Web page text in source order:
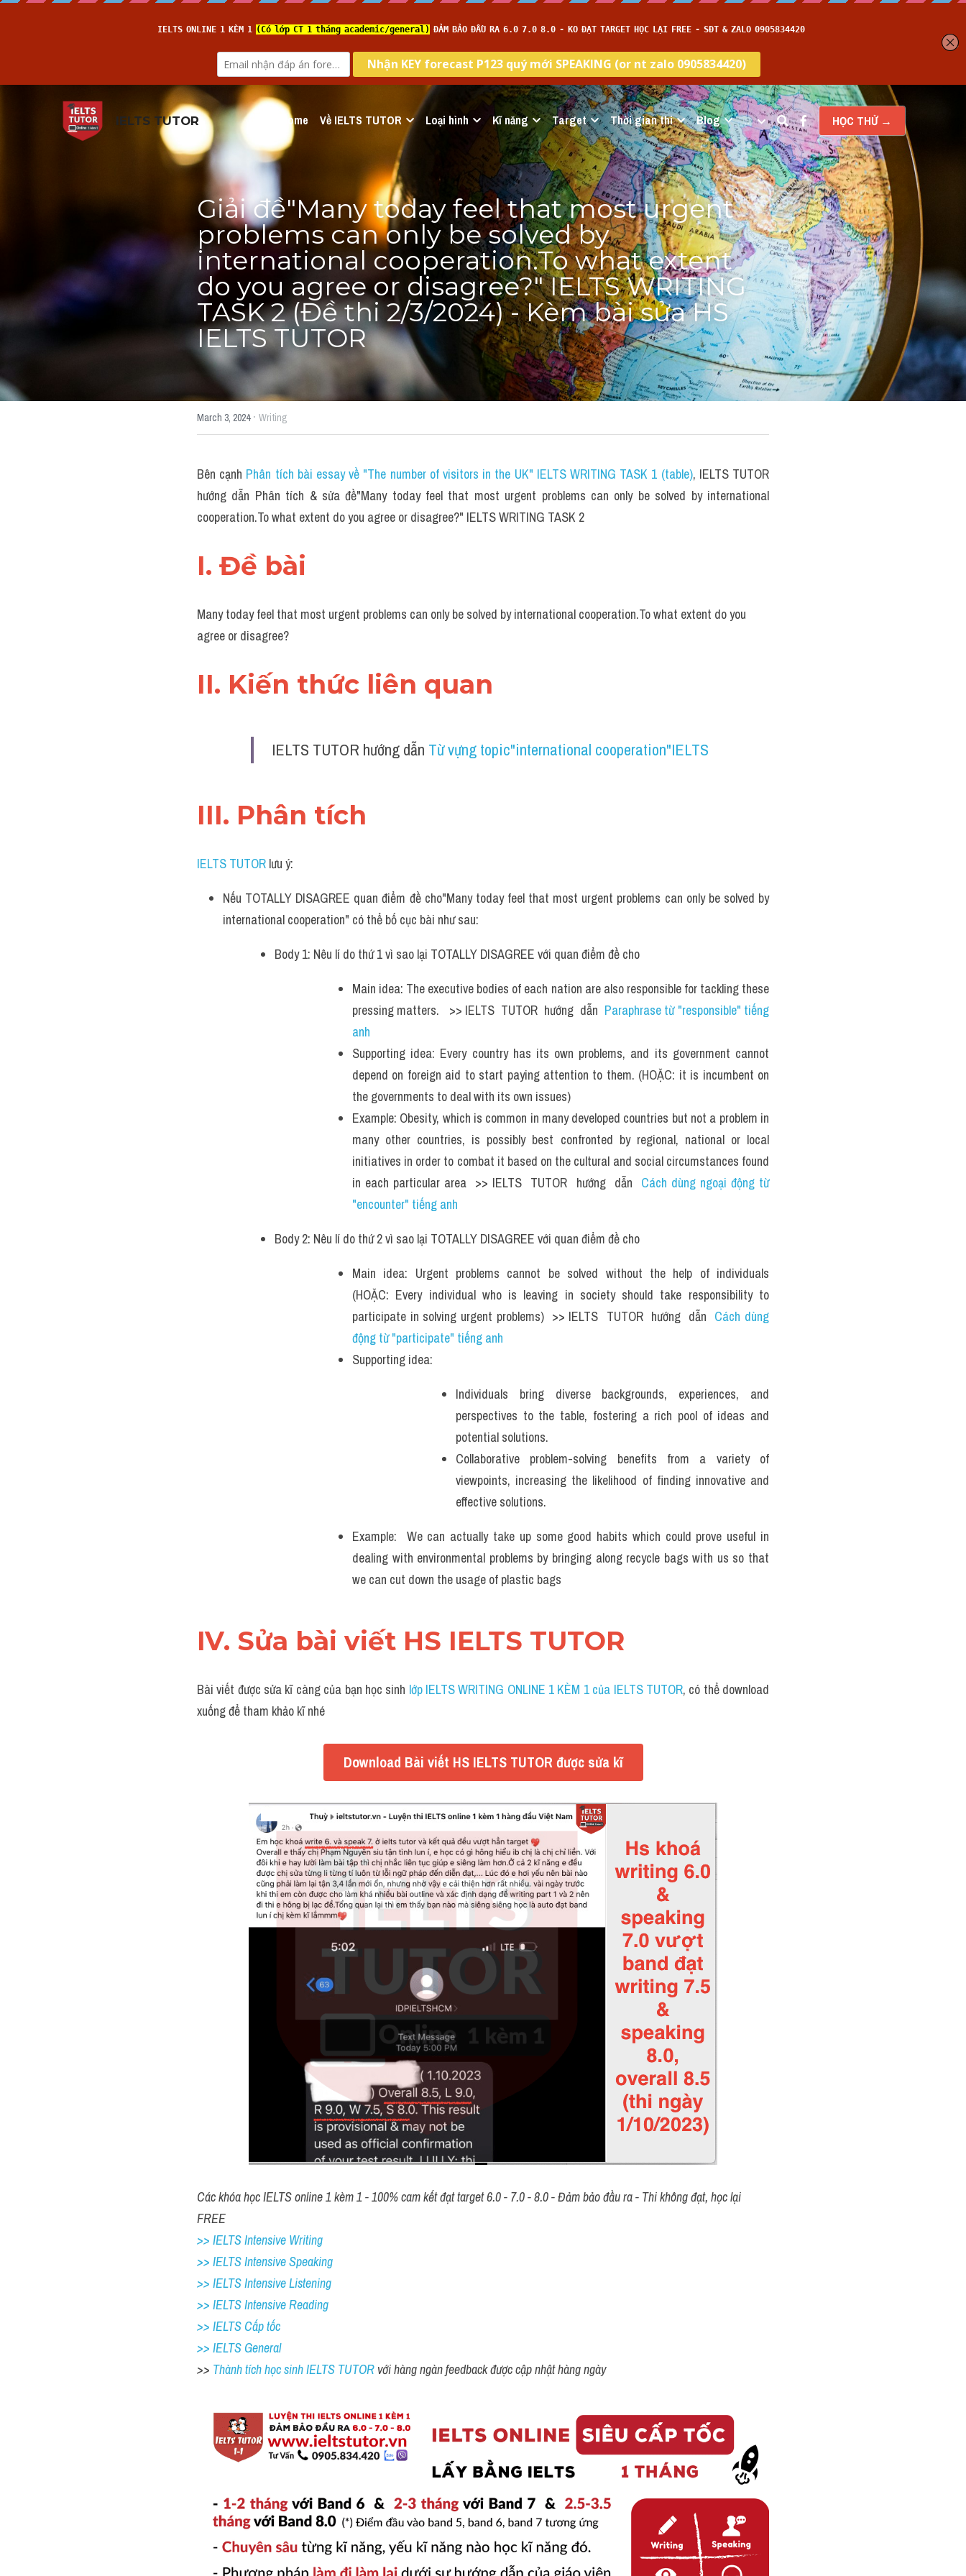
IELTS TUTOR Home Về IELTS TUTOR Loại hình Kĩ năng Target Thời gian thi Blog … HỌC THỬ →
Giải đề"Many today feel that most urgent
problems can only be solved by
international cooperation.To what extent
do you agree or disagree?" IELTS WRITING
TASK 2 (Đề thi 2/3/2024) - Kèm bài sửa HS
IELTS TUTOR
March 3, 2024· Writing
Bên cạnh Phân tích bài essay về "The number of visitors in the UK" IELTS WRITING TASK 1 (table), IELTS TUTOR
hướng dẫn Phân tích & sửa đề"Many today feel that most urgent problems can only be solved by international
cooperation.To what extent do you agree or disagree?" IELTS WRITING TASK 2
I. Đề bài
Many today feel that most urgent problems can only be solved by international cooperation.To what extent do you
agree or disagree?
II. Kiến thức liên quan
IELTS TUTOR hướng dẫn Từ vựng topic"international cooperation"IELTS
III. Phân tích
IELTS TUTOR lưu ý:
Nếu TOTALLY DISAGREE quan điểm đề cho"Many today feel that most urgent problems can only be solved by
international cooperation" có thể bố cục bài như sau:
Body 1: Nêu lí do thứ 1 vì sao lại TOTALLY DISAGREE với quan điểm đề cho
Main idea: The executive bodies of each nation are also responsible for tackling these
pressing matters.   >> IELTS  TUTOR  hướng  dẫn Paraphrase từ "responsible" tiếng
anh
Supporting idea: Every country has its own problems, and its government cannot
depend on foreign aid to start paying attention to them. (HOẶC: it is incumbent on
the governments to deal with its own issues)
Example: Obesity, which is common in many developed countries but not a problem in
many other countries, is possibly best confronted by regional, national or local
initiatives in order to combat it based on the cultural and social circumstances found
in each particular area  >> IELTS  TUTOR  hướng  dẫn Cách dùng ngoại động từ
"encounter" tiếng anh
Body 2: Nêu lí do thứ 2 vì sao lại TOTALLY DISAGREE với quan điểm đề cho
Main idea: Urgent problems cannot be solved without the help of individuals
(HOẶC: Every individual who is leaving in society should take responsibility to
participate in solving urgent problems)  >> IELTS  TUTOR  hướng  dẫn Cách dùng
động từ "participate" tiếng anh
Supporting idea:
Individuals bring diverse backgrounds, experiences, and
perspectives to the table, fostering a rich pool of ideas and
potential solutions.
Collaborative problem-solving benefits from a variety of
viewpoints, increasing the likelihood of finding innovative and
effective solutions.
Example:  We can actually take up some good habits which could prove useful in
dealing with environmental problems by bringing along recycle bags with us so that
we can cut down the usage of plastic bags
IV. Sửa bài viết HS IELTS TUTOR
Bài viết được sửa kĩ càng của bạn học sinh lớp IELTS WRITING ONLINE 1 KÈM 1 của IELTS TUTOR, có thể download
xuống để tham khảo kĩ nhé
Download Bài viết HS IELTS TUTOR được sửa kĩ
Các khóa học IELTS online 1 kèm 1 - 100% cam kết đạt target 6.0 - 7.0 - 8.0 - Đảm bảo đầu ra - Thi không đạt, học lại
FREE
>> IELTS Intensive Writing
>> IELTS Intensive Speaking
>> IELTS Intensive Listening
>> IELTS Intensive Reading
>> IELTS Cấp tốc
>> IELTS General
>> Thành tích học sinh IELTS TUTOR với hàng ngàn feedback được cập nhật hàng ngày